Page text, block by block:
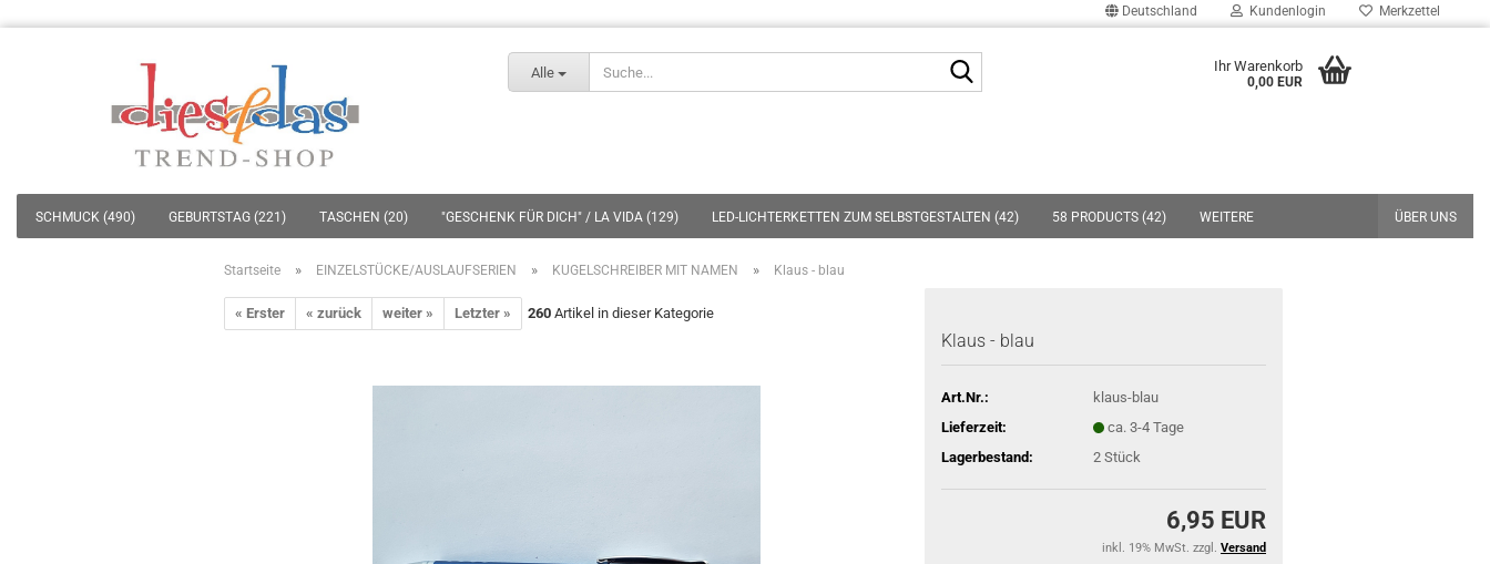
Deutschland Kundenlogin
Passwort vergessen?
Merkzettel
Alle Ihr Warenkorb
0,00 EUR
SCHMUCK (490) GEBURTSTAG (221) TASCHEN (20) "GESCHENK FÜR DICH" / LA VIDA (129) LED-LICHTERKETTEN ZUM SELBSTGESTALTEN (42) 58 PRODUCTS (42) ÜBER UNS
WEITERE
Startseite » EINZELSTÜCKE/AUSLAUFSERIEN » KUGELSCHREIBER MIT NAMEN » Klaus - blau
« Erster « zurück weiter » Letzter » 260 Artikel in dieser Kategorie
Klaus - blau
Art.Nr.:
klaus-blau
Lieferzeit:
ca. 3-4 Tage
Lagerbestand:
2 Stück
6,95 EUR
inkl. 19% MwSt. zzgl. Versand